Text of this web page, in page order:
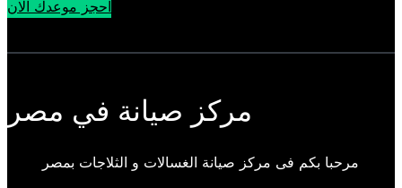
احجز موعدك الان
مركز صيانة في مصر
مرحبا بكم فى مركز صيانة الغسالات و الثلاجات بمصر